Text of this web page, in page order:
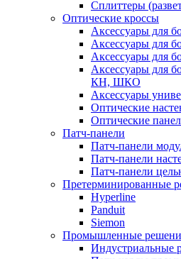
Сплиттеры
Оптические кроссы
Аксессуары для
Аксессуары для
Аксессуары для
Аксессуары для
КН, ШКО
Аксессуары
Оптические
Оптические
Патч-панели
Патч-панели
Патч-панели
Патч-панели
Претерминированные
Hyperline
Panduit
Siemon
Промышленные
Индустриальные